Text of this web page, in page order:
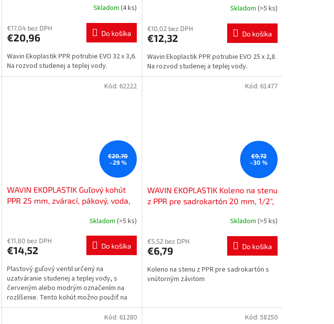
Skladom (4 ks)
€17,04 bez DPH
€20,96 Do košíka
Wavin Ekoplastik PPR potrubie EVO 32 x 3,6.
Na rozvod studenej a teplej vody.
Skladom (>5 ks)
€10,02 bez DPH
€12,32 Do košíka
Wavin Ekoplastik PPR potrubie EVO 25 x 2,8.
Na rozvod studenej a teplej vody.
€20,70
–29 %
WAVIN EKOPLASTIK Guľový kohút
PPR 25 mm, zvárací, pákový, voda,
Skladom (>5 ks)
€11,80 bez DPH
€14,52 Do košíka
Plastový guľový ventil určený na
uzatváranie studenej a teplej vody, s
červeným alebo modrým označením na
rozlíšenie. Tento kohút možno použiť na
rozvod pitnej vody, vykurovanie...
Kód: 62222
€9,72
–30 %
WAVIN EKOPLASTIK Koleno na stenu
z PPR pre sadrokartón 20 mm, 1/2",
Skladom (>5 ks)
€5,52 bez DPH
€6,79 Do košíka
Koleno na stenu z PPR pre sadrokartón s
vnútorným závitom
Kód: 61477
Kód: 61280 Kód: 58250